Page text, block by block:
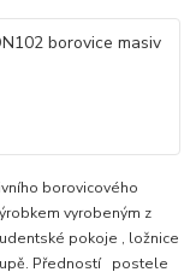
borovicového
vyrobeným z
pokoje , ložnice
Předností postele